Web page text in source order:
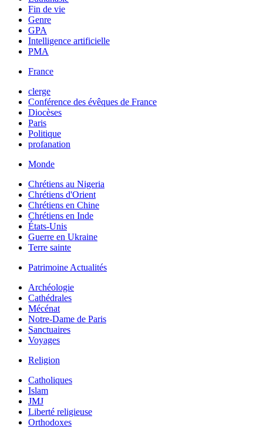
Fin de vie
Genre
GPA
Intelligence artificielle
PMA
France
clerge
Conférence des évêques de France
Diocèses
Paris
Politique
profanation
Monde
Chrétiens au Nigeria
Chrétiens d'Orient
Chrétiens en Chine
Chrétiens en Inde
États-Unis
Guerre en Ukraine
Terre sainte
Patrimoine Actualités
Archéologie
Cathédrales
Mécénat
Notre-Dame de Paris
Sanctuaires
Voyages
Religion
Catholiques
Islam
JMJ
Liberté religieuse
Orthodoxes